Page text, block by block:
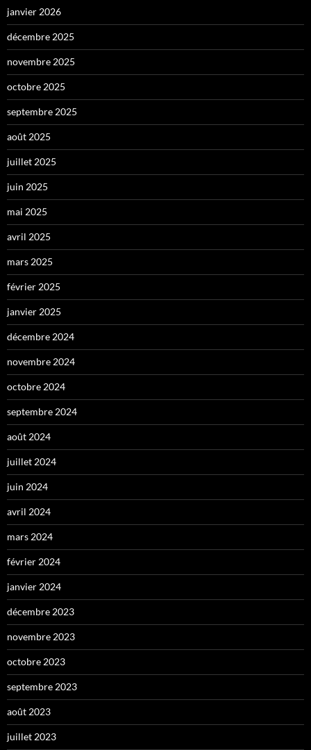
janvier 2026
décembre 2025
novembre 2025
octobre 2025
septembre 2025
août 2025
juillet 2025
juin 2025
mai 2025
avril 2025
mars 2025
février 2025
janvier 2025
décembre 2024
novembre 2024
octobre 2024
septembre 2024
août 2024
juillet 2024
juin 2024
avril 2024
mars 2024
février 2024
janvier 2024
décembre 2023
novembre 2023
octobre 2023
septembre 2023
août 2023
juillet 2023